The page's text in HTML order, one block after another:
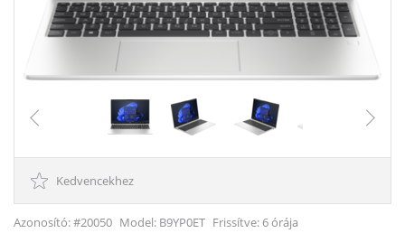
Kedvencekhez
Azonosító: #20050 Model: B9YP0ET Frissítve: 6 órája